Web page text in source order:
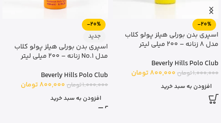
-20%
اسپری بدن بورلی هیلز پولو کلاب
مدل 8 زنانه – 200 میلی لیتر
Beverly Hills Polo Club
1,000,000تومان 800,000تومان
افزودن به سبد خرید
-20%
جدید
اسپری بدن بورلی هیلز پولو کلاب
مدل No.1 زنانه – 200 میلی لیتر
Beverly Hills Polo Club
1,000,000تومان 800,000تومان
افزودن به سبد خرید